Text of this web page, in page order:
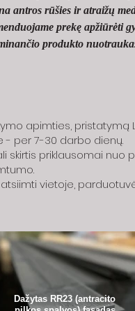
antros rūšies ir atraižų
prekę apžiūrėti
produkto
apimties, pristatymą
- per 7-30 darbo dienų.
skirtis priklausomai nuo
vietoje,
Dažytas RR23 (antracito